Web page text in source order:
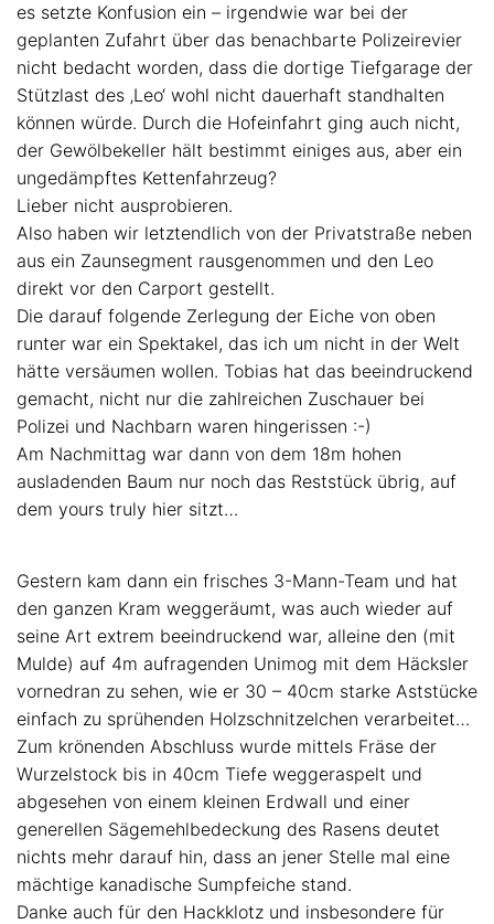
es setzte Konfusion ein – irgendwie war bei der
geplanten Zufahrt über das benachbarte Polizeirevier
nicht bedacht worden, dass die dortige Tiefgarage der
Stützlast des ‚Leo‘ wohl nicht dauerhaft standhalten
können würde. Durch die Hofeinfahrt ging auch nicht,
der Gewölbekeller hält bestimmt einiges aus, aber ein
ungedämpftes Kettenfahrzeug?
Lieber nicht ausprobieren.
Also haben wir letztendlich von der Privatstraße neben
aus ein Zaunsegment rausgenommen und den Leo
direkt vor den Carport gestellt.
Die darauf folgende Zerlegung der Eiche von oben
runter war ein Spektakel, das ich um nicht in der Welt
hätte versäumen wollen. Tobias hat das beeindruckend
gemacht, nicht nur die zahlreichen Zuschauer bei
Polizei und Nachbarn waren hingerissen :-)
Am Nachmittag war dann von dem 18m hohen
ausladenden Baum nur noch das Reststück übrig, auf
dem yours truly hier sitzt…
Gestern kam dann ein frisches 3-Mann-Team und hat
den ganzen Kram weggeräumt, was auch wieder auf
seine Art extrem beeindruckend war, alleine den (mit
Mulde) auf 4m aufragenden Unimog mit dem Häcksler
vornedran zu sehen, wie er 30 – 40cm starke Aststücke
einfach zu sprühenden Holzschnitzelchen verarbeitet…
Zum krönenden Abschluss wurde mittels Fräse der
Wurzelstock bis in 40cm Tiefe weggeraspelt und
abgesehen von einem kleinen Erdwall und einer
generellen Sägemehlbedeckung des Rasens deutet
nichts mehr darauf hin, dass an jener Stelle mal eine
mächtige kanadische Sumpfeiche stand.
Danke auch für den Hackklotz und insbesondere für